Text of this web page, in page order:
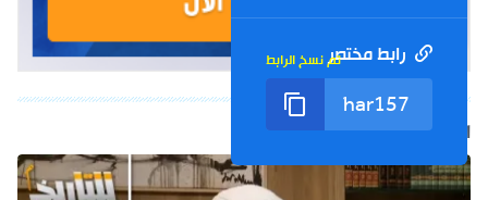
رابط مختصرتم نسخ الرابط
الفيديو التالي